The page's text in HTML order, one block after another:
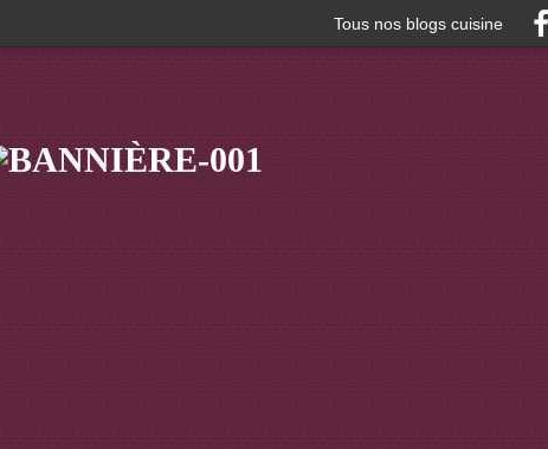
Tous nos blogs cuisine